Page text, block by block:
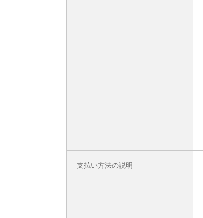
支払い方法の説明